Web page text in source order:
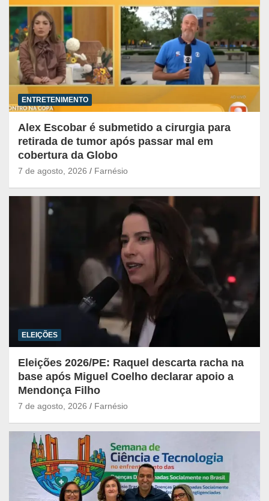
ENTRETENIMENTO
Alex Escobar é submetido a cirurgia para
retirada de tumor após passar mal em
cobertura da Globo
7 de agosto, 2026 Farnésio
ELEIÇÕES
Eleições 2026/PE: Raquel descarta racha na
base após Miguel Coelho declarar apoio a
Mendonça Filho
7 de agosto, 2026 Farnésio